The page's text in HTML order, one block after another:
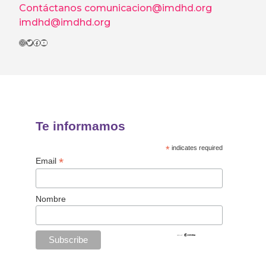
Contáctanos comunicacion@imdhd.org
imdhd@imdhd.org
Instagram
Twitter
Facebook
YouTube
Te informamos
*indicates required
Email *
Nombre